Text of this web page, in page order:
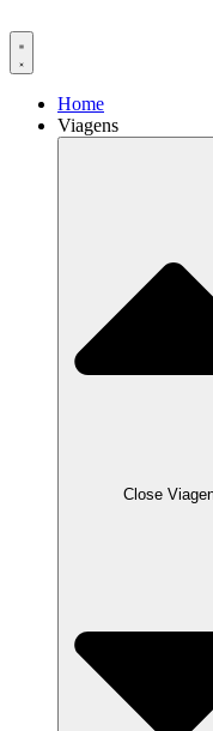
para
Home
Viagens
Close